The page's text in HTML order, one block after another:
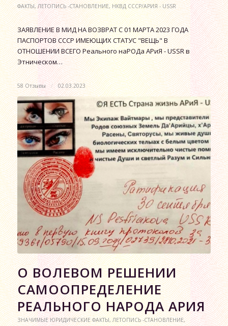
ФАКТЫ,ЛЕТОПИСЬ -СТАНОВЛЕНИЕ,НКВД СССР/АРИЯ - USSR
ЗАЯВЛЕНИЕ В МИД НА ВОЗВРАТ С 01 МАРТА 2023 ГОДА
ПАСПОРТОВ СССР ИМЕЮЩИХ СТАТУС "ВЕЩЬ" В
ОТНОШЕНИИ ВСЕГО Реального наРОДа АРиЯ - USSR в
Этническом…
58 Отзывы / 02.03.2023
О ВОЛЕВОМ РЕШЕНИИ
САМООПРЕДЕЛЕНИЕ
РЕАЛЬНОГО НАРОДА АРИЯ
ЗНАЧИМЫЕ ЮРИДИЧЕСКИЕ ФАКТЫ,ЛЕТОПИСЬ -СТАНОВЛЕНИЕ,